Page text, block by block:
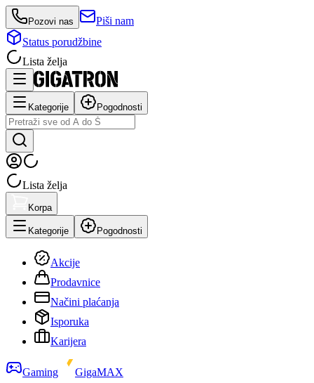
Pozovi nas
Piši nam
Status porudžbine
Lista želja
Kategorije Pogodnosti
Lista želja
Korpa
Kategorije Pogodnosti
Akcije
Prodavnice
Načini plaćanja
Isporuka
Karijera
Gaming
GigaMAX